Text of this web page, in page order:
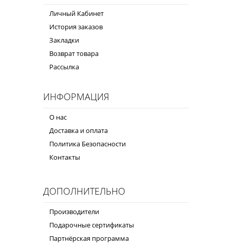
Личный Кабинет
История заказов
Закладки
Возврат товара
Рассылка
ИНФОРМАЦИЯ
О нас
Доставка и оплата
Политика Безопасности
Контакты
ДОПОЛНИТЕЛЬНО
Производители
Подарочные сертификаты
Партнёрская программа